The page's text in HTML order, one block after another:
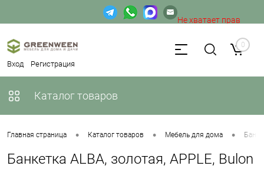
Вход Регистрация
Не хватает прав
доступа к веб-форме. 0
Каталог товаров
Главная страница • Каталог товаров • Мебель для дома •
Банкетка ALBA, золотая, APPLE, Bulon